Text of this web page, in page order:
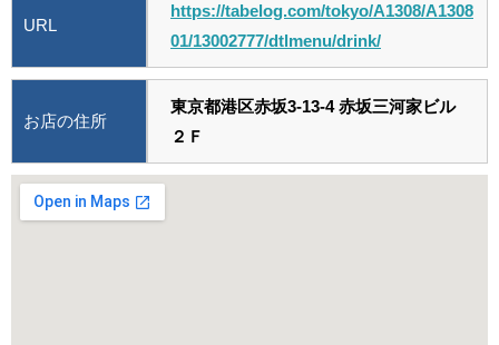
URL
https://tabelog.com/tokyo/A1308/A1308
01/13002777/dtlmenu/drink/
お店の住所
東京都港区赤坂3-13-4 赤坂三河家ビル
２Ｆ